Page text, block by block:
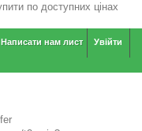
Увійти
Написати нам лист